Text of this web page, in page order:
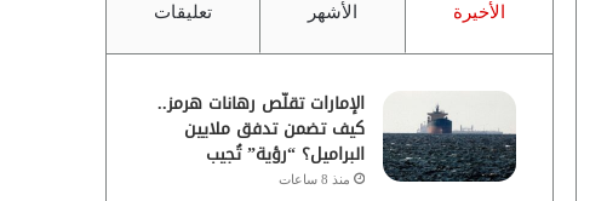
الأخيرة الأشهر تعليقات
الإمارات تقلّص رهانات هرمز..
كيف تضمن تدفق ملايين
البراميل؟ “رؤية” تُجيب
منذ 8 ساعات